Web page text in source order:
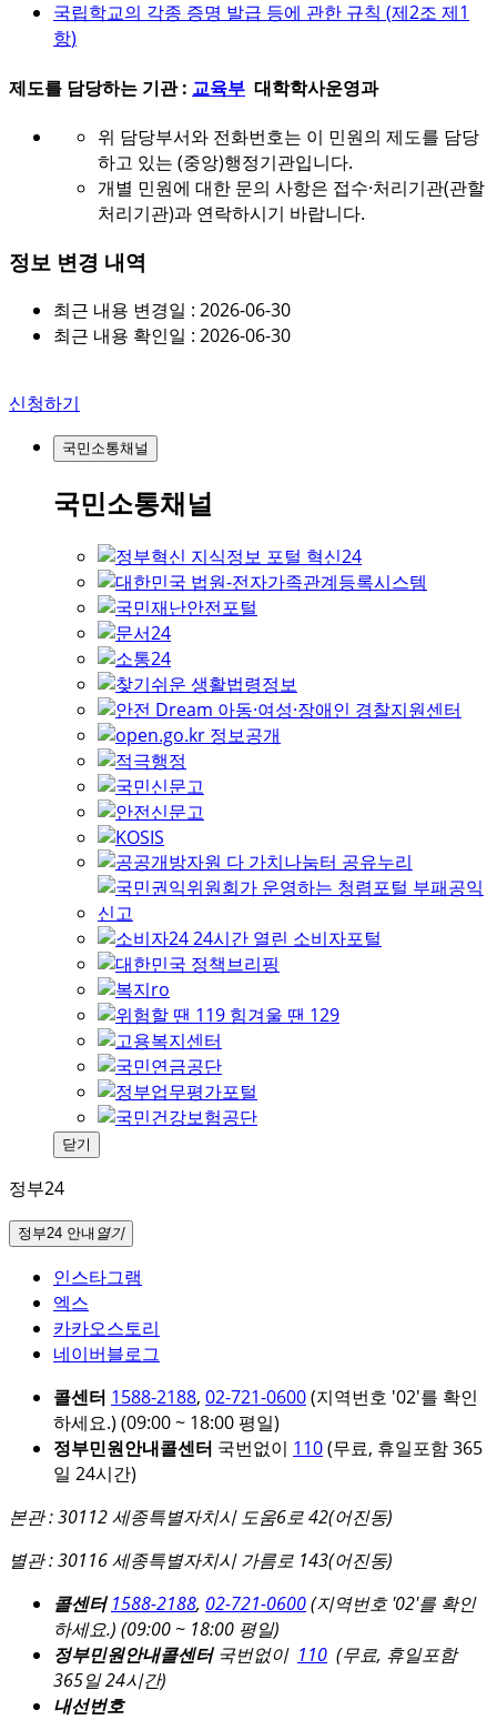
국립학교의 각종 증명 발급 등에 관한 규칙 (제2조 제1
항)
제도를 담당하는 기관 : 교육부 대학학사운영과
위 담당부서와 전화번호는 이 민원의 제도를 담당
하고 있는 (중앙)행정기관입니다.
개별 민원에 대한 문의 사항은 접수·처리기관(관할
처리기관)과 연락하시기 바랍니다.
정보 변경 내역
최근 내용 변경일 : 2026-06-30
최근 내용 확인일 : 2026-06-30
신청하기
국민소통채널
국민소통채널
닫기
정부24
정부24 안내 열기
인스타그램
엑스
카카오스토리
네이버블로그
콜센터 1588-2188, 02-721-0600(지역번호 '02'를 확인
하세요.) (09:00 ~ 18:00 평일)
정부민원안내콜센터 국번없이 110(무료, 휴일포함 365
일 24시간)
본관 : 30112 세종특별자치시 도움6로 42(어진동)
별관 : 30116 세종특별자치시 가름로 143(어진동)
콜센터 1588-2188, 02-721-0600(지역번호 '02'를 확인
하세요.) (09:00 ~ 18:00 평일)
정부민원안내콜센터국번없이 110 (무료, 휴일포함
365일 24시간)
내선번호